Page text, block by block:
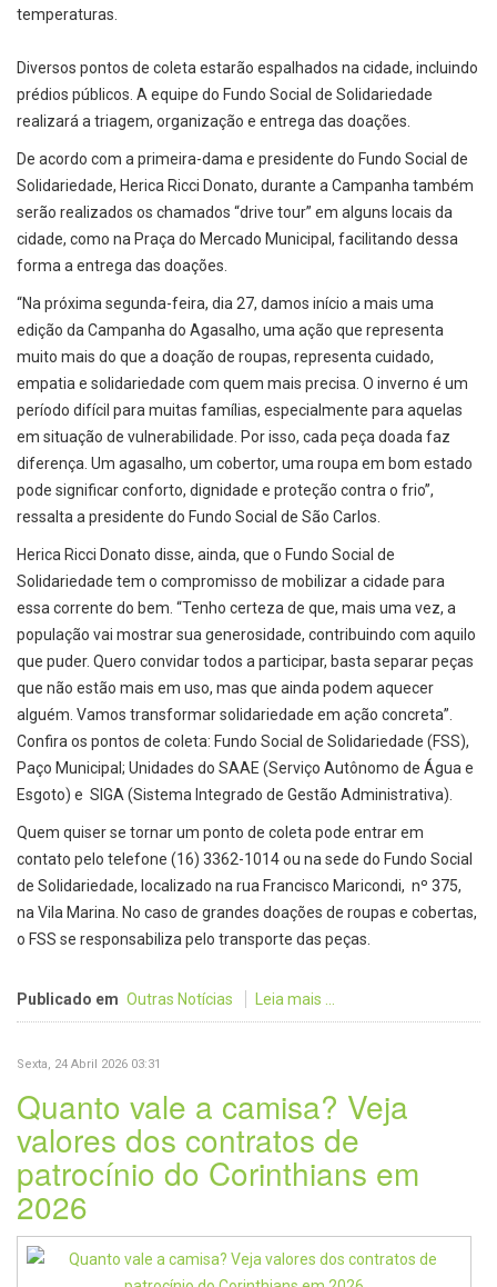
temperaturas.
Diversos pontos de coleta estarão espalhados na cidade, incluindo
prédios públicos. A equipe do Fundo Social de Solidariedade
realizará a triagem, organização e entrega das doações.
De acordo com a primeira-dama e presidente do Fundo Social de
Solidariedade, Herica Ricci Donato, durante a Campanha também
serão realizados os chamados “drive tour” em alguns locais da
cidade, como na Praça do Mercado Municipal, facilitando dessa
forma a entrega das doações.
“Na próxima segunda-feira, dia 27, damos início a mais uma
edição da Campanha do Agasalho, uma ação que representa
muito mais do que a doação de roupas, representa cuidado,
empatia e solidariedade com quem mais precisa. O inverno é um
período difícil para muitas famílias, especialmente para aquelas
em situação de vulnerabilidade. Por isso, cada peça doada faz
diferença. Um agasalho, um cobertor, uma roupa em bom estado
pode significar conforto, dignidade e proteção contra o frio”,
ressalta a presidente do Fundo Social de São Carlos.
Herica Ricci Donato disse, ainda, que o Fundo Social de
Solidariedade tem o compromisso de mobilizar a cidade para
essa corrente do bem. “Tenho certeza de que, mais uma vez, a
população vai mostrar sua generosidade, contribuindo com aquilo
que puder. Quero convidar todos a participar, basta separar peças
que não estão mais em uso, mas que ainda podem aquecer
alguém. Vamos transformar solidariedade em ação concreta”.
Confira os pontos de coleta: Fundo Social de Solidariedade (FSS),
Paço Municipal; Unidades do SAAE (Serviço Autônomo de Água e
Esgoto) e SIGA (Sistema Integrado de Gestão Administrativa).
Quem quiser se tornar um ponto de coleta pode entrar em
contato pelo telefone (16) 3362-1014 ou na sede do Fundo Social
de Solidariedade, localizado na rua Francisco Maricondi, nº 375,
na Vila Marina. No caso de grandes doações de roupas e cobertas,
o FSS se responsabiliza pelo transporte das peças.
Publicado em Outras Notícias Leia mais ...
Sexta, 24 Abril 2026 03:31
Quanto vale a camisa? Veja
valores dos contratos de
patrocínio do Corinthians em
2026